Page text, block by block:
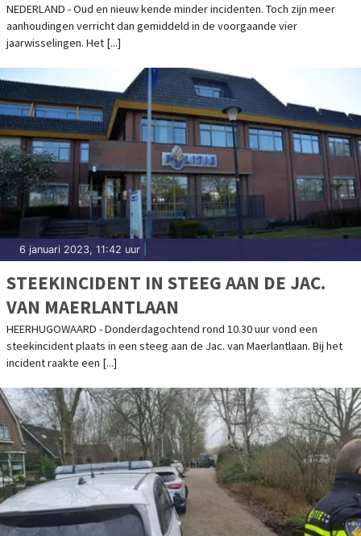
NEDERLAND - Oud en nieuw kende minder incidenten. Toch zijn meer
aanhoudingen verricht dan gemiddeld in de voorgaande vier
jaarwisselingen. Het [...]
6 januari 2023, 11:42 uur
STEEKINCIDENT IN STEEG AAN DE JAC.
VAN MAERLANTLAAN
HEERHUGOWAARD - Donderdagochtend rond 10.30 uur vond een
steekincident plaats in een steeg aan de Jac. van Maerlantlaan. Bij het
incident raakte een [...]